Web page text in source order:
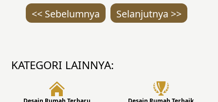
<< Sebelumnya Selanjutnya >>
KATEGORI LAINNYA: